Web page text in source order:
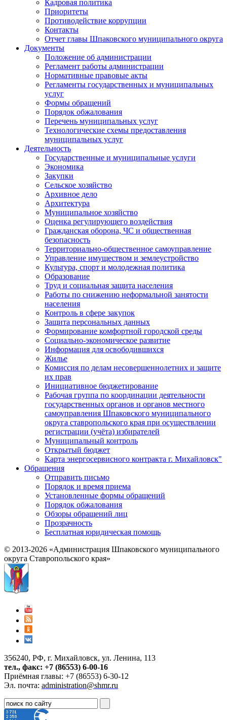
Кадровая политика
Приоритеты
Противодействие коррупции
Контакты
Отчет главы Шпаковского муниципального округа
Документы
Положение об администрации
Регламент работы администрации
Нормативные правовые акты
Регламенты государственных и муниципальных
услуг
Формы обращений
Порядок обжалования
Перечень муниципальных услуг
Технологические схемы предоставления
муниципальных услуг
Деятельность
Государственные и муниципальные услуги
Экономика
Закупки
Сельское хозяйство
Архивное дело
Архитектура
Муниципальное хозяйство
Оценка регулирующего воздействия
Гражданская оборона, ЧС и общественная
безопасность
Территориально-общественное самоуправление
Управление имуществом и землеустройство
Культура, спорт и молодежная политика
Образование
Труд и социальная защита населения
Работы по снижению неформальной занятости
населения
Контроль в сфере закупок
Защита персональных данных
Формирование комфортной городской среды
Социально-экономическое развитие
Информация для освободившихся
Жилье
Комиссия по делам несовершеннолетних и защите
их прав
Инициативное бюджетирование
Рабочая группа по координации деятельности
государственных органов и органов местного
самоуправления Шпаковского муниципального
округа ставропольского края при осуществлении
регистрации (учёта) избирателей
Муниципальный контроль
Открытый бюджет
Карта энергосервисного контракта г. Михайловск"
Обращения
Отправить письмо
Порядок и время приема
Установленные формы обращений
Порядок обжалования
Обзоры обращений лиц
Прозрачность
Бесплатная юридическая помощь
© 2013-2026 «Администрация Шпаковского муниципального
округа Ставропольского края»
356240, РФ, г. Михайловск, ул. Ленина, 113
тел., факс: +7 (86553) 6-00-16
Приёмная главы: +7 (86553) 6-30-12
Эл. почта: administration@shmr.ru